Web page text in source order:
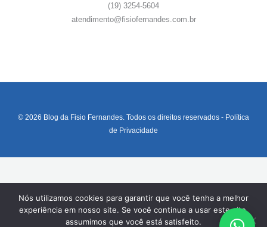
(19) 3254-5604
atendimento@fisiofernandes.com.br
© 2026 Blog da Fisio Fernandes. Todos os direitos reservados - Política
de Privacidade
Nós utilizamos cookies para garantir que você tenha a melhor
experiência em nosso site. Se você continua a usar este site,
assumimos que você está satisfeito.